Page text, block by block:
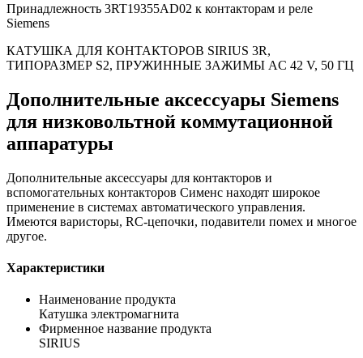
Принадлежность 3RT19355AD02 к контакторам и реле
Siemens
КАТУШКА ДЛЯ КОНТАКТОРОВ SIRIUS 3R,
ТИПОРАЗМЕР S2, ПРУЖИННЫЕ ЗАЖИМЫ AC 42 V, 50 ГЦ
Дополнительные аксессуары Siemens
для низковольтной коммутационной
аппаратуры
Дополнительные аксессуары для контакторов и
вспомогательных контакторов Сименс находят широкое
применение в системах автоматического управления.
Имеются варисторы, RC-цепочки, подавители помех и многое
другое.
Характеристики
Наименование продукта
Катушка электромагнита
Фирменное название продукта
SIRIUS